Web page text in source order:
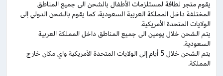
يقوم متجر لطافة لمستلزمات الأطفال بالشحن الى جميع المناطق
المختلفة داخل المملكة العربية السعودية، كما يقوم بالشحن الدولي إلى
الولايات المتحدة الأمريكية.
يتم الشحن خلال يومين الى جميع المناطق داخل المملكة العربية
السعودية.
يتم الشحن خلال 5 أيام إلى الولايات المتحدة الأمريكية واي مكان خارج
المملكة.